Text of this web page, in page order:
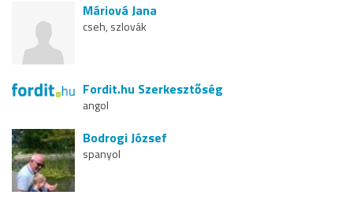
Máriová Jana
cseh, szlovák
Fordit.hu Szerkesztőség
angol
Bodrogi József
spanyol